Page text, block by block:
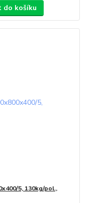
do košíku
5, 130kg/pol.,